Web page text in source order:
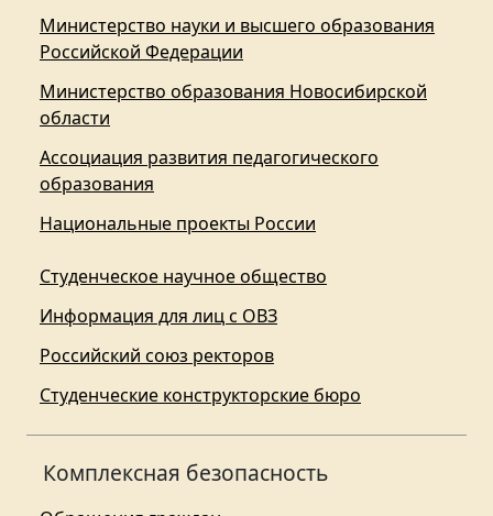
Министерство науки и высшего образования
Российской Федерации
Министерство образования Новосибирской
области
Ассоциация развития педагогического
образования
Национальные проекты России
Студенческое научное общество
Информация для лиц с ОВЗ
Российский союз ректоров
Студенческие конструкторские бюро
Комплексная безопасность